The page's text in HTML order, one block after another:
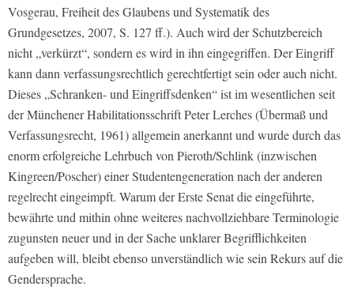
Vosgerau, Freiheit des Glaubens und Systematik des
Grundgesetzes, 2007, S. 127 ff.). Auch wird der Schutzbereich
nicht „verkürzt“, sondern es wird in ihn eingegriffen. Der Eingriff
kann dann verfassungsrechtlich gerechtfertigt sein oder auch nicht.
Dieses „Schranken- und Eingriffsdenken“ ist im wesentlichen seit
der Münchener Habilitationsschrift Peter Lerches (Übermaß und
Verfassungsrecht, 1961) allgemein anerkannt und wurde durch das
enorm erfolgreiche Lehrbuch von Pieroth/Schlink (inzwischen
Kingreen/Poscher) einer Studentengeneration nach der anderen
regelrecht eingeimpft. Warum der Erste Senat die eingeführte,
bewährte und mithin ohne weiteres nachvollziehbare Terminologie
zugunsten neuer und in der Sache unklarer Begrifflichkeiten
aufgeben will, bleibt ebenso unverständlich wie sein Rekurs auf die
Gendersprache.